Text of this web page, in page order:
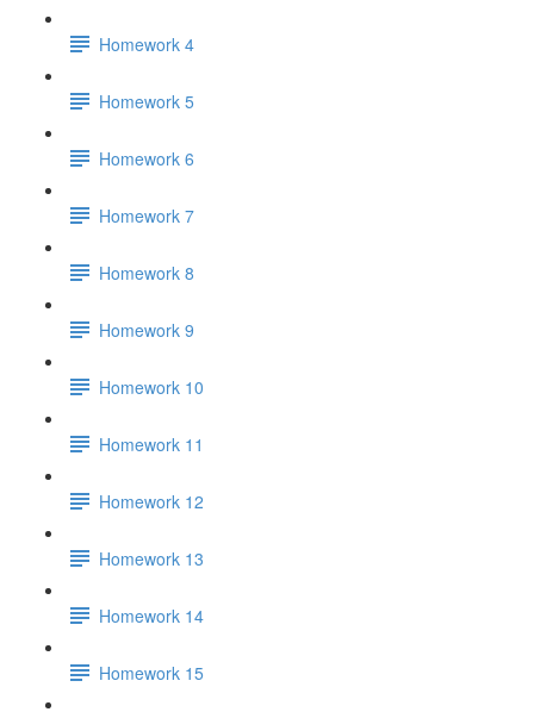
Homework 4
Homework 5
Homework 6
Homework 7
Homework 8
Homework 9
Homework 10
Homework 11
Homework 12
Homework 13
Homework 14
Homework 15